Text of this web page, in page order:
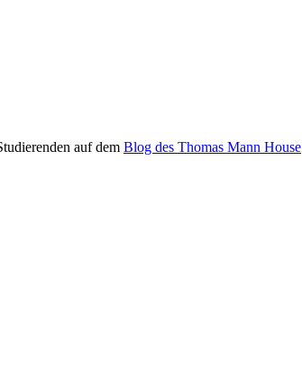
auf dem Blog des Thomas Mann House